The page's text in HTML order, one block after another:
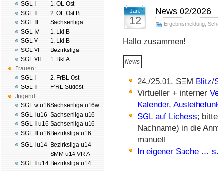
SGL I
SGL II
SGL III
SGL IV
SGL V
SGL VI
SGL VII
Frauen:
SGL I
SGL II
Jugend:
SGL w u16
SGL I u16
SGL II u16
SGL III u16
SGL I u14
SGL II u14
1. OL Ost
2. OL Ost B
Sachsenliga
1. Lkl B
1. Lkl B
Bezirksliga
1. Bkl A
2. FrBL Ost
FrRL Südost
Sachsenliga u16w
Sachsenliga u16
Sachsenliga u16
Bezirksliga u16
Bezirksliga u14
SMM u14 VR A
Bezirksliga u14
Jan.
12
News 02/2026
Ergebnismeldung
Hallo zusammen!
News
24./25.01. SEM Blitz/
Virtueller + interner
Kalender,
SGL auf Lichess;
Nachname) in die
manuell
In eigener Sache …